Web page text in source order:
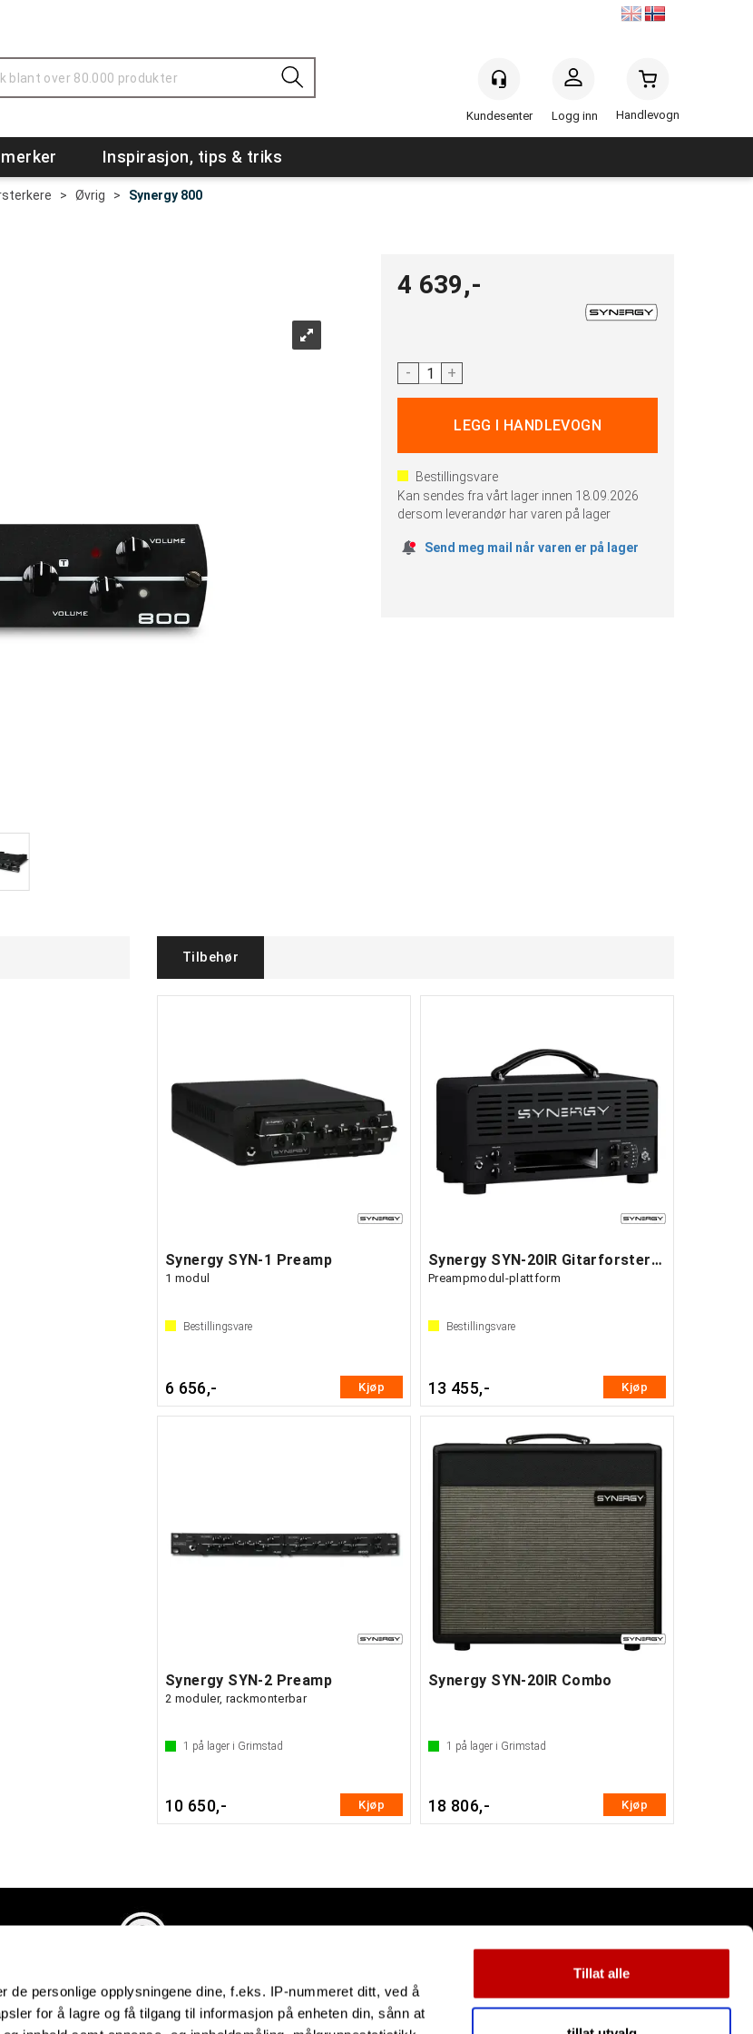
de personlige opplysningene dine, f.eks. IP-nummeret ditt, ved å
for å lagre og få tilgang til informasjon på enheten din, sånn at
Tillat alle
Logg inn Handlevogn
Inspirasjon, tips & triks
> Øvrig > Synergy 800
4 639,-
- +
Bestillingsvare
Kan sendes fra vårt lager innen 18.09.2026
dersom leverandør har varen på lager
Send meg mail når varen er på lager
Tilbehør
Synergy SYN-1 Preamp
1 modul
Bestillingsvare
6 656,- Kjøp
Synergy SYN-20IR Gitarforsterker
Preampmodul-plattform
Bestillingsvare
13 455,- Kjøp
Synergy SYN-2 Preamp
2 moduler, rackmonterbar
1 på lager i Grimstad
10 650,- Kjøp
Synergy SYN-20IR Combo
1 på lager i Grimstad
18 806,- Kjøp
Industriveien 4
4879 Grimstad